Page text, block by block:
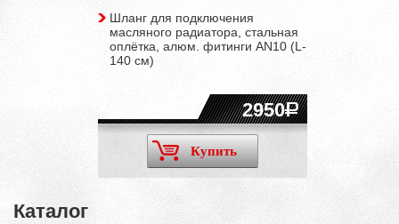
Шланг для подключения
масляного радиатора, стальная
оплётка, алюм. фитинги AN10 (L-
140 см)
2950
Купить
Каталог